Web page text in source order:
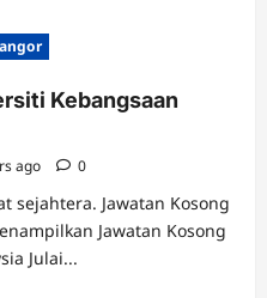
Kebangsaan
ago 0
sejahtera. Jawatan Kosong
Jawatan Kosong
Julai...